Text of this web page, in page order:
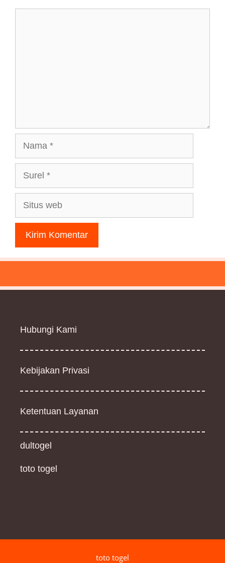
Nama
Surel
Situs
web
Hubungi Kami
Kebijakan Privasi
Ketentuan Layanan
dultogel
toto togel
toto togel